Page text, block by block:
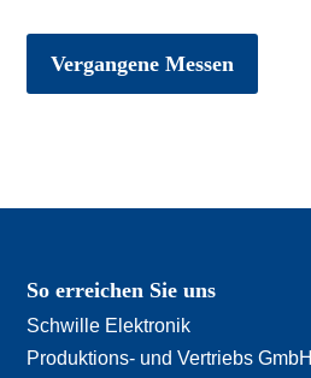
Vergangene Messen
So erreichen Sie uns
Schwille Elektronik
Produktions- und Vertriebs GmbH